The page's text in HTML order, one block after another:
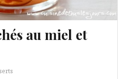
au miel et